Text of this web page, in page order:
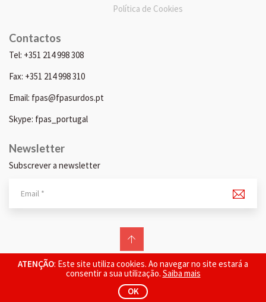
ATENÇÃO: Este site utiliza cookies. Ao navegar no site estará a
consentir a sua utilização. Saiba mais
OK
Política de Cookies
Contactos
Tel: +351 214 998 308
Fax: +351 214 998 310
Email: fpas@fpasurdos.pt
Skype: fpas_portugal
Newsletter
Subscrever a newsletter
© 2026 FPAS. Todos os direitos reservados.